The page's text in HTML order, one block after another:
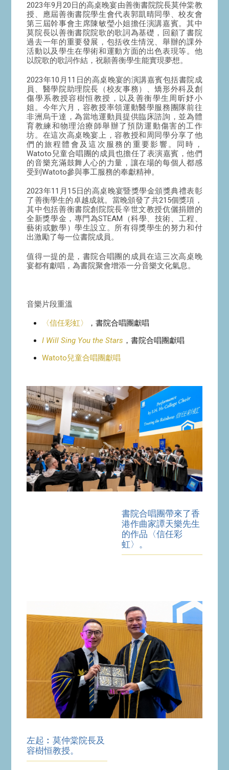
2023年9月20日的高桌晚宴由善衡書院院長莫仲棠教
授、應屆善衡書院學生會代表郭凱晴同學、校友會
第三屆幹事會主席陳敏瑩小姐擔任演講嘉賓。其中
莫院長以善衡書院院歌的歌詞為基礎，回顧了書院
過去一年的重要發展，包括收生情況、舉辦的課外
活動以及學生在學術和運動方面的出色表現等。他
以院歌的歌詞作結，祝願善衡學生能實現夢想。
2023年10月11日的高桌晚宴的演講嘉賓包括書院成
員、醫學院助理院長（校友事務）、矯形外科及創
傷學系教授容樹恒教授，以及善衡學生周昕妤小
姐。今年六月，容教授率領運動醫學服務團隊前往
非洲烏干達，為當地運動員提供臨床諮詢，並為體
育教練和物理治療師舉辦了預防運動傷害的工作
坊。在這次高桌晚宴上，容教授和周同學分享了他
們的旅程體會及這次服務的重要影響。同時，
Watoto兒童合唱團的成員也擔任了表演嘉賓，他們
的音樂充滿鼓舞人心的力量，讓在場的每個人都感
受到Watoto參與事工服務的奉獻精神。
2023年11月15日的高桌晚宴暨獎學金頒獎典禮表彰
了善衡學生的卓越成就。當晚頒發了共215個獎項，
其中包括善衡書院創院院長辛世文教授伉儷捐贈的
全新獎學金，專門為STEAM（科學、技術、工程、
藝術或數學）學生設立。所有得獎學生的努力和付
出激勵了每一位書院成員。
值得一提的是，書院合唱團的成員在這三次高桌晚
宴都有獻唱，為書院聚會增添一分音樂文化氣息。
音樂片段重溫
〈信任彩虹〉
，書院合唱團獻唱
I Will Sing You the Stars ，書院合唱團獻唱
Watoto兒童合唱團獻唱
書院合唱團帶來了香
港作曲家譚天樂先生
的作品〈信任彩
虹〉。
左起︰莫仲棠院長及
容樹恒教授。